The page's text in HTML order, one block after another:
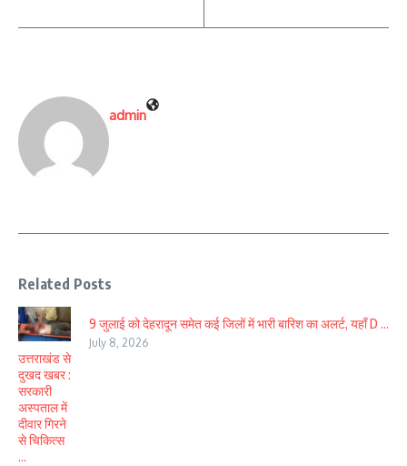
admin
Related Posts
उत्तराखंड से
दुखद खबर :
सरकारी
अस्पताल में
दीवार गिरने
से चिकित्स
...
9 जुलाई को देहरादून समेत कई जिलों में भारी बारिश का अलर्ट, यहाँ D ...
July 8, 2026